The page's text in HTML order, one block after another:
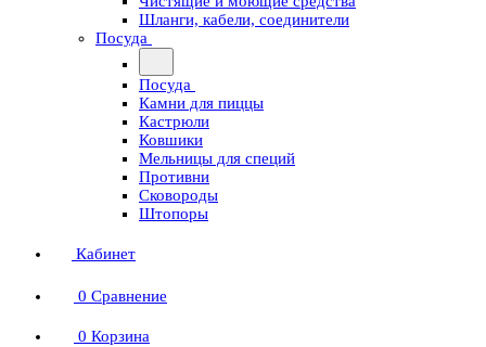
Шланги, кабели, соединители
Посуда
Посуда
Камни для пиццы
Кастрюли
Ковшики
Мельницы для специй
Противни
Сковороды
Штопоры
Кабинет
0 Сравнение
0 Корзина